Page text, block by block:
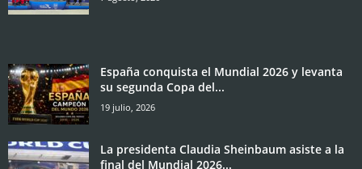
España conquista el Mundial 2026 y levanta
su segunda Copa del...
19 julio, 2026
La presidenta Claudia Sheinbaum asiste a la
final del Mundial 2026...